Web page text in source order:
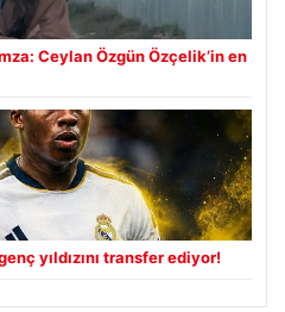
Ceylan Özgün Özçelik’in en
yıldızını transfer ediyor!